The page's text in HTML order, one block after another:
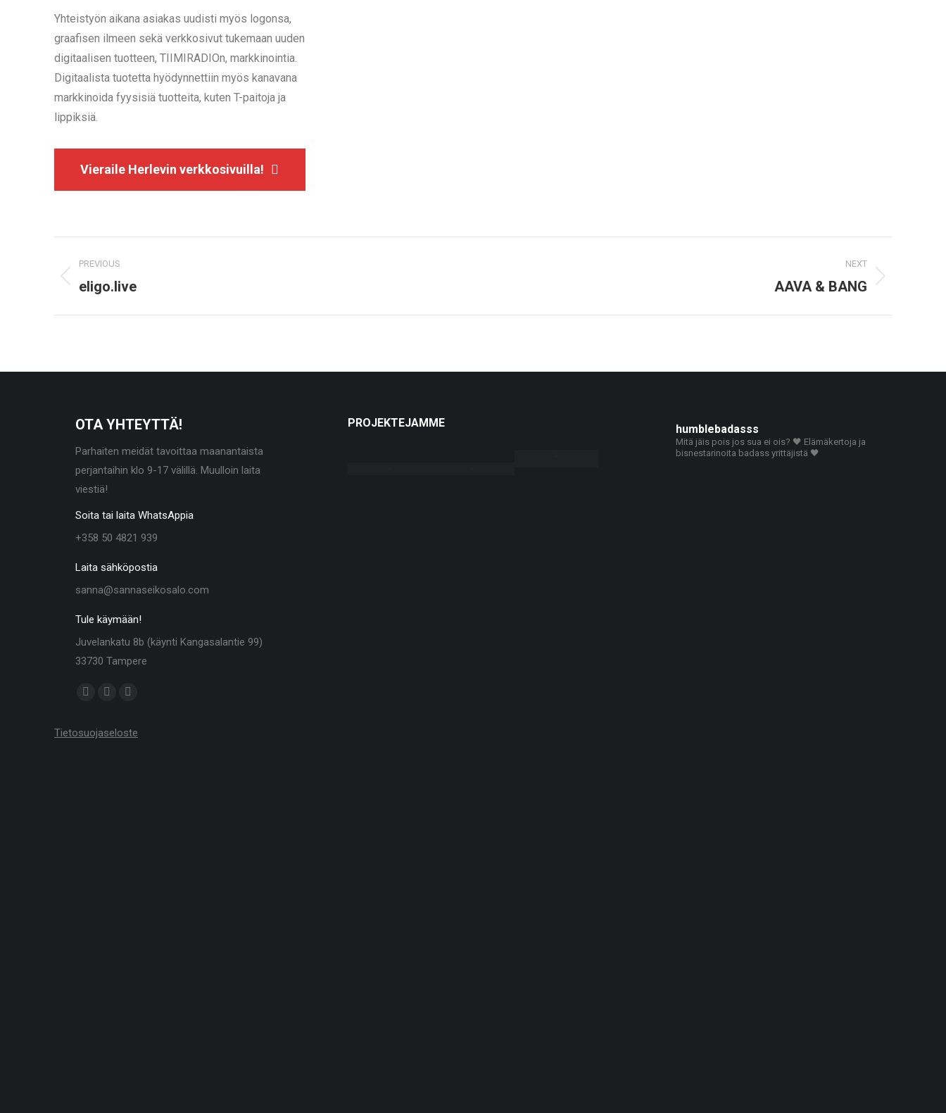
Yhteistyön aikana asiakas uudisti myös logonsa,
graafisen ilmeen sekä verkkosivut tukemaan uuden
digitaalisen tuotteen, TIIMIRADIOn, markkinointia.
Digitaalista tuotetta hyödynnettiin myös kanavana
markkinoida fyysisiä tuotteita, kuten T-paitoja ja
lippiksiä.
Vieraile Herlevin verkkosivuilla!
navigation
PREVIOUS
Previous
eligo.live
NEXT
AAVA & BANG
OTA YHTEYTTÄ!
Parhaiten meidät tavoittaa maanantaista
perjantaihin klo 9-17 välillä. Muulloin laita
viestiä!
Soita tai laita WhatsAppia
+358 50 4821 939
Laita sähköpostia
sanna@sannaseikosalo.com
Tule käymään!
Juvelankatu 8b (käynti Kangasalantie 99)
33730 Tampere
Find us on:
opensopensopens
Tietosuojaseloste
PROJEKTEJAMME humblebadasss
Mitä jäis pois jos sua ei ois? 🖤 Elämäkertoja ja
bisnestarinoita badass yrittäjistä 🖤